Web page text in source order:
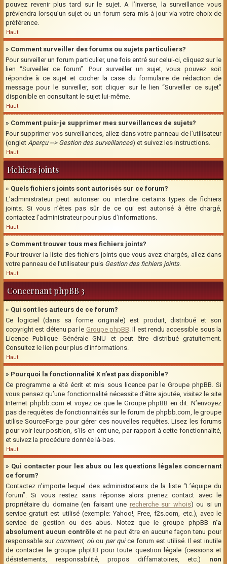
pouvez revenir plus tard sur le sujet. A l’inverse, la surveillance vous
préviendra lorsqu’un sujet ou un forum sera mis à jour via votre choix de
préférence.
Haut
» Comment surveiller des forums ou sujets particuliers?
Pour surveiller un forum particulier, une fois entré sur celui-ci, cliquez sur le
lien “Surveiller ce forum”. Pour surveiller un sujet, vous pouvez soit
répondre à ce sujet et cocher la case du formulaire de rédaction de
message pour le surveiller, soit cliquer sur le lien “Surveiller ce sujet”
disponible en consultant le sujet lui-même.
Haut
» Comment puis-je supprimer mes surveillances de sujets?
Pour supprimer vos surveillances, allez dans votre panneau de l’utilisateur
(onglet Aperçu --> Gestion des surveillances) et suivez les instructions.
Haut
Fichiers joints
» Quels fichiers joints sont autorisés sur ce forum?
L’administrateur peut autoriser ou interdire certains types de fichiers
joints. Si vous n’êtes pas sûr de ce qui est autorisé à être chargé,
contactez l’administrateur pour plus d’informations.
Haut
» Comment trouver tous mes fichiers joints?
Pour trouver la liste des fichiers joints que vous avez chargés, allez dans
votre panneau de l’utilisateur puis Gestion des fichiers joints.
Haut
Concernant phpBB 3
» Qui sont les auteurs de ce forum?
Ce logiciel (dans sa forme originale) est produit, distribué et son
copyright est détenu par le Groupe phpBB. Il est rendu accessible sous la
Licence Publique Générale GNU et peut être distribué gratuitement.
Consultez le lien pour plus d’informations.
Haut
» Pourquoi la fonctionnalité X n’est pas disponible?
Ce programme a été écrit et mis sous licence par le Groupe phpBB. Si
vous pensez qu’une fonctionnalité nécessite d’être ajoutée, visitez le site
Internet phpbb.com et voyez ce que le Groupe phpBB en dit. N’envoyez
pas de requêtes de fonctionnalités sur le forum de phpbb.com, le groupe
utilise SourceForge pour gérer ces nouvelles requêtes. Lisez les forums
pour voir leur position, s’ils en ont une, par rapport à cette fonctionnalité,
et suivez la procédure donnée là-bas.
Haut
» Qui contacter pour les abus ou les questions légales concernant
ce forum?
Contactez n’importe lequel des administrateurs de la liste “L’équipe du
forum”. Si vous restez sans réponse alors prenez contact avec le
propriétaire du domaine (en faisant une recherche sur whois) ou si un
service gratuit est utilisé (exemple: Yahoo!, Free, f2s.com, etc.), avec le
service de gestion ou des abus. Notez que le groupe phpBB n’a
absolument aucun contrôle et ne peut être en aucune façon tenu pour
responsable sur comment, oùou par quice forum est utilisé. Il est inutile
de contacter le groupe phpBB pour toute question légale (cessions et
désistements, responsabilité, propos diffamatoires, etc.) non